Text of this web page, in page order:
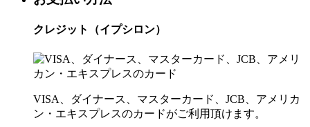
クレジット（イプシロン）
VISA、ダイナース、マスターカード、JCB、アメリカ
ン・エキスプレスのカードがご利用頂けます。